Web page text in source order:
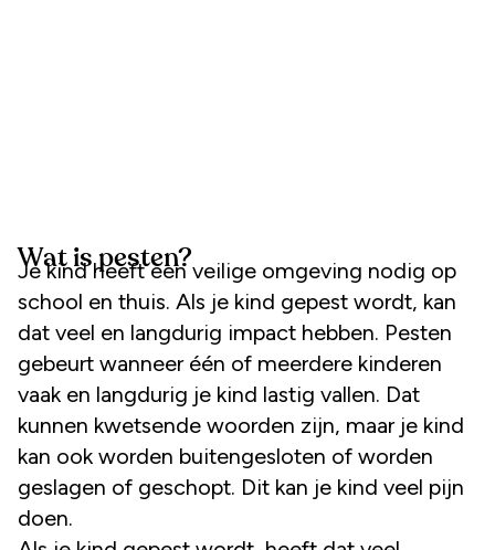
Wat is pesten?
Je kind heeft een veilige omgeving nodig op
school en thuis. Als je kind gepest wordt, kan
dat veel en langdurig impact hebben. Pesten
gebeurt wanneer één of meerdere kinderen
vaak en langdurig je kind lastig vallen. Dat
kunnen kwetsende woorden zijn, maar je kind
kan ook worden buitengesloten of worden
geslagen of geschopt. Dit kan je kind veel pijn
doen.